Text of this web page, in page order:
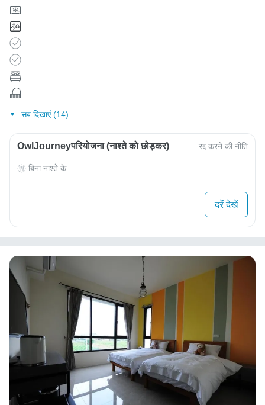
सब दिखाएं (14)
OwlJourneyपरियोजना (नाश्ते को छोड़कर) रद्द करने की नीति
बिना नाश्ते के
दरें देखें